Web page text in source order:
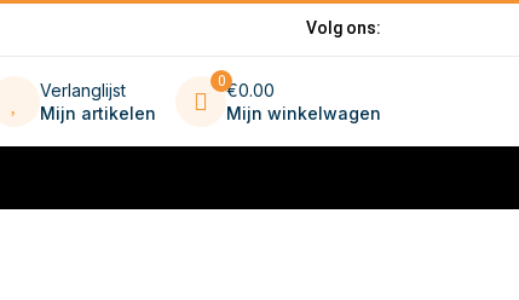
Volg ons:
Verlanglijst
Mijn artikelen
0€0.00
Mijn winkelwagen